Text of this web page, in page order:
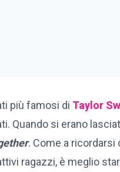
più famosi di Taylor
Quando si erano
. Come a ricordarsi
ragazzi, è meglio